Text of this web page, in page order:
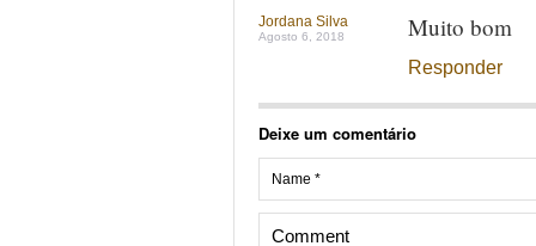
Jordana Silva
Agosto 6, 2018 Muito bom
Responder
Deixe um comentário